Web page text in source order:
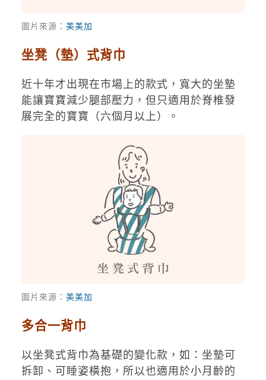
圖片來源： 美美加
坐凳（墊）式背巾
近十年才出現在市場上的款式，寬大的坐墊
能讓寶寶減少腿部壓力，但只適用於脊椎發
展完全的寶寶（六個月以上）。
圖片來源： 美美加
多合一背巾
以坐凳式背巾為基礎的變化款，如：坐墊可
拆卸、可睡姿橫抱，所以也適用於小月齡的